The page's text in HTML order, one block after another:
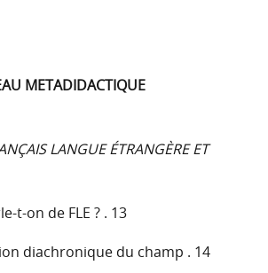
METADIDACTIQUE
LANGUE ÉTRANGÈRE ET
t-on de FLE ? . 13
diachronique du champ . 14